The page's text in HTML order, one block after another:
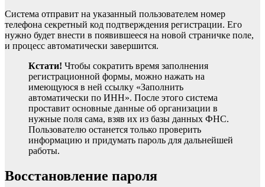
Система отправит на указанный пользователем номер
телефона секретный код подтверждения регистрации. Его
нужно будет внести в появившееся на новой страничке поле,
и процесс автоматически завершится.
Кстати! Чтобы сократить время заполнения
регистрационной формы, можно нажать на
имеющуюся в ней ссылку «Заполнить
автоматически по ИНН». После этого система
проставит основные данные об организации в
нужные поля сама, взяв их из базы данных ФНС.
Пользователю останется только проверить
информацию и придумать пароль для дальнейшей
работы.
Восстановление пароля